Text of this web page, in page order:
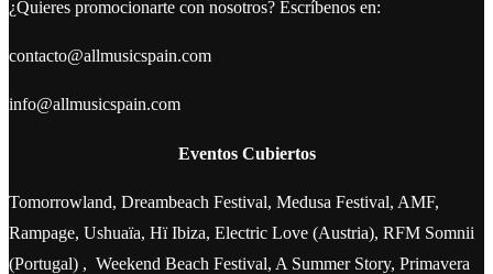
¿Quieres promocionarte con nosotros? Escríbenos en:
contacto@allmusicspain.com
info@allmusicspain.com
Eventos Cubiertos
Tomorrowland, Dreambeach Festival, Medusa Festival, AMF,
Rampage, Ushuaïa, Hï Ibiza, Electric Love (Austria), RFM Somnii
(Portugal) , Weekend Beach Festival, A Summer Story, Primavera